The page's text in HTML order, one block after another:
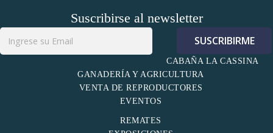
Suscribirse al newsletter
CABAÑA LA CASSINA
GANADERÍA Y AGRICULTURA
VENTA DE REPRODUCTORES
EVENTOS
REMATES